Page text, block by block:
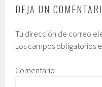
DEJA UN
Tu dirección de correo
Los campos obligatorios
Comentario